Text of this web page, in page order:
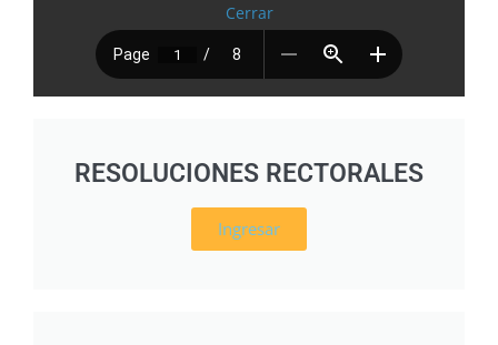
RESOLUCIONES RECTORALES
Ingresar
Cerrar